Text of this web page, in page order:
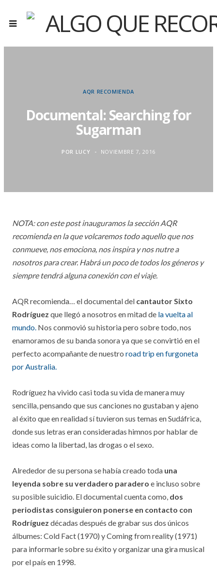
AQR RECOMIENDA
Documental: Searching for
Sugarman
POR LUCY NOVIEMBRE 7, 2016
NOTA: con este post inauguramos la sección AQR
recomienda en la que volcaremos todo aquello que nos
conmueve, nos emociona, nos inspira y nos nutre a
nosotros para crear. Habrá un poco de todos los géneros y
siempre tendrá alguna conexión con el viaje.
AQR recomienda… el documental del cantautor Sixto
Rodríguez que llegó a nosotros en mitad de la vuelta al
mundo. Nos conmovió su historia pero sobre todo, nos
enamoramos de su banda sonora ya que se convirtió en el
perfecto acompañante de nuestro road trip en furgoneta
por Australia.
Rodríguez ha vivido casi toda su vida de manera muy
sencilla, pensando que sus canciones no gustaban y ajeno
al éxito que en realidad sí tuvieron sus temas en Sudáfrica,
donde sus letras eran consideradas himnos por hablar de
ideas como la libertad, las drogas o el sexo.
Alrededor de su persona se había creado toda una
leyenda sobre su verdadero paradero e incluso sobre
su posible suicidio. El documental cuenta como, dos
periodistas consiguieron ponerse en contacto con
Rodríguez décadas después de grabar sus dos únicos
álbumes: Cold Fact (1970) y Coming from reality (1971)
para informarle sobre su éxito y organizar una gira musical
por el país en 1998.